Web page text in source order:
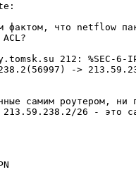
фактом, что netflow
212: %SEC-6-
->
самим роутером, ни
213.59.238.2/26 - это